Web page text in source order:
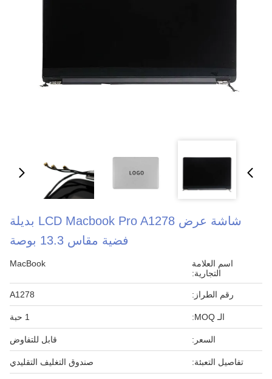
شاشة عرض LCD Macbook Pro A1278 بديلة
فضية مقاس 13.3 بوصة
اسم العلامة
التجارية:
MacBook
رقم الطراز: A1278
الـ MOQ: 1 حبة
السعر: قابل للتفاوض
تفاصيل التعبئة: صندوق التغليف التقليدي